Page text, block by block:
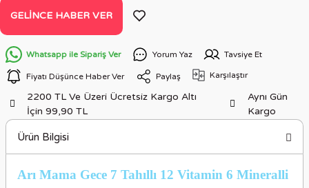
GELINCE HABER VER
Whatsapp ile Sipariş Ver Yorum Yaz Tavsiye Et
Fiyatı Düşünce Haber Ver Paylaş Karşılaştır
2200 TL Ve Üzeri Ücretsiz Kargo Altı
İçin 99,90 TL
Aynı Gün
Kargo
Ürün Bilgisi
Arı Mama Gece 7 Tahıllı 12 Vitamin 6 Mineralli